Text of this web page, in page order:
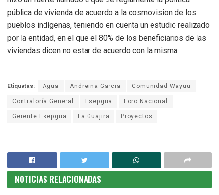
pública de vivienda de acuerdo a la cosmovision de los
pueblos indígenas, teniendo en cuenta un estudio realizado
por la entidad, en el que el 80% de los beneficiarios de las
viviendas dicen no estar de acuerdo con la misma.
Etiquetas: Agua Andreina Garcia
Comunidad Wayuu
Contraloría General
Esepgua
Foro Nacional
Gerente Esepgua
La Guajira Proyectos
NOTICIAS RELACIONADAS